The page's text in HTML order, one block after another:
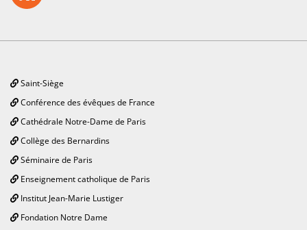
Saint-Siège
Conférence des évêques de France
Cathédrale Notre-Dame de Paris
Collège des Bernardins
Séminaire de Paris
Enseignement catholique de Paris
Institut Jean-Marie Lustiger
Fondation Notre Dame